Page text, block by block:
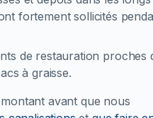
fortement sollicités
de restauration proches
à graisse.
avant que nous